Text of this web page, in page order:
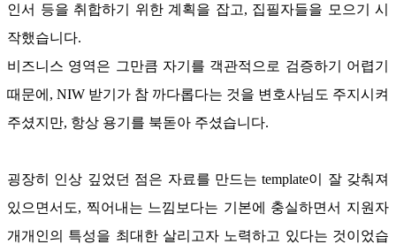
인서 등을 취합하기 위한 계획을 잡고, 집필자들을 모으기 시
작했습니다.
비즈니스 영역은 그만큼 자기를 객관적으로 검증하기 어렵기
때문에 , NIW 받기가 참 까다롭다는 것을 변호사님도 주지시켜
주셨지만, 항상 용기를 북돋아 주셨습니다.
굉장히 인상 깊었던 점은 자료를 만드는 template이 잘 갖춰져
있으면서도, 찍어내는 느낌보다는 기본에 충실하면서 지원자
개개인의 특성을 최대한 살리고자 노력하고 있다는 것이었습